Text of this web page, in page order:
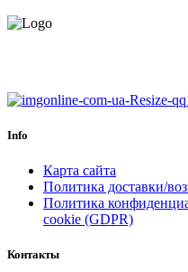
Info
Карта сайта
Политика доставки/
Политика
cookie (GDPR)
Контакты